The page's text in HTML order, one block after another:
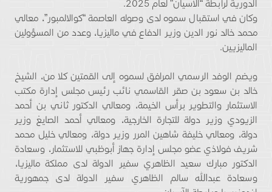
الدورية لرابطة “الآسيان” لعام 2025.
وكان في استقبال سموه لدى وصوله العاصمة “كوالالمبور”، معالي
محمد خالد نور الدين وزير الدفاع في ماليزيا، وعدد من المسؤولين
الماليزيين.
ويضم الوفد الرسمي المرافق لسموه إلى القمتين كلا من، الشيخ
خالد بن سعود بن صقر القاسمي نائب رئيس مجلس إدارة مكتب
الاستثمار والتطوير برأس الخيمة، ومعالي الدكتور ثاني بن أحمد
الزيودي وزير دولة للتجارة الخارجية، ومعالي أحمد الصايغ وزير
دولة، ومعالي خليفة شاهين المرر وزير دولة، ومعالي خليل محمد
شريف فولاذي عضو مجلس إدارة جهاز أبوظبي للاستثمار، وسعادة
الدكتور مبارك سعيد الظاهري سفير الدولة لدى مملكة ماليزيا،
وسعادة عبدالله سالم الظاهري سفير الدولة لدى جمهورية